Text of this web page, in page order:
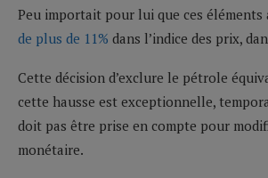
Peu importait pour lui que ces éléments
de plus de 11% dans l’indice des prix,
Cette décision d’exclure le pétrole
cette hausse est exceptionnelle,
doit pas être prise en compte pour
monétaire.